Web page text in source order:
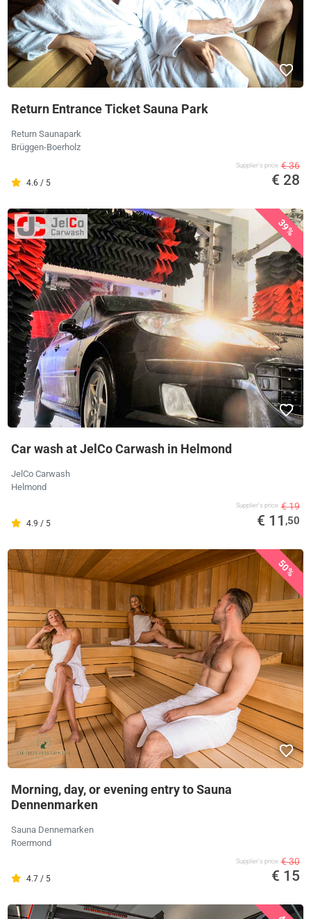
Return Entrance Ticket Sauna Park
Return Saunapark
Brüggen-Boerholz
4.6 / 5
Supplier's price € 36
€ 28
39%
Car wash at JelCo Carwash in Helmond
JelCo Carwash
Helmond
4.9 / 5
Supplier's price € 19
€ 11 ,50
50%
Morning, day, or evening entry to Sauna
Dennenmarken
Sauna Dennemarken
Roermond
4.7 / 5
Supplier's price € 30
€ 15